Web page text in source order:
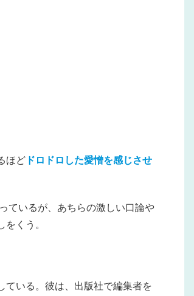
ほど ドロドロした愛憎を感じさせ
ているが、あちらの激しい口論や
をくう。
ている。彼は、出版社で編集者を